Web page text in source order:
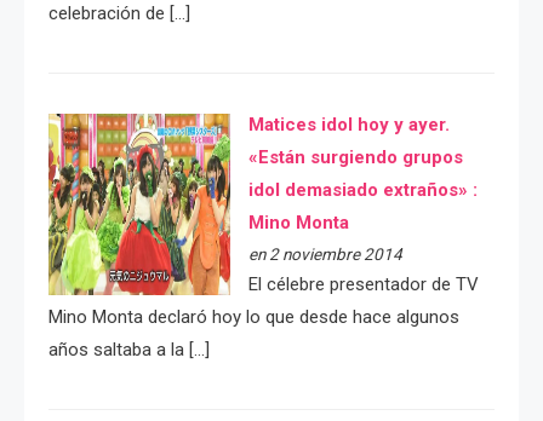
celebración de […]
Matices idol hoy y ayer.
«Están surgiendo grupos
idol demasiado extraños» :
Mino Monta
en 2 noviembre 2014
El célebre presentador de TV
Mino Monta declaró hoy lo que desde hace algunos
años saltaba a la […]